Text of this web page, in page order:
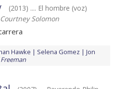
(2013) .... El hombre (voz)
Courtney Solomon
Hawke Selena Gomez
Jon